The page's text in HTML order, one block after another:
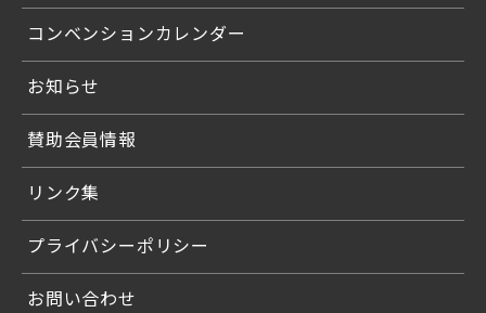
コンベンションカレンダー
お知らせ
賛助会員情報
リンク集
プライバシーポリシー
お問い合わせ